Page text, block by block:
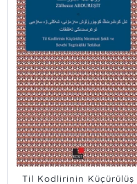
Til Kodlirinin Küçürülüş